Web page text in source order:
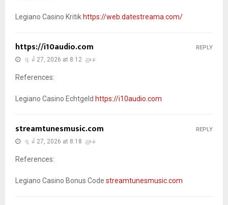
Legiano Casino Kritik https://web.datestreama.com/
https://i10audio.com
ဇွန် 27, 2026 at 8:12 ညနေ
References:
Legiano Casino Echtgeld https://i10audio.com
REPLY
streamtunesmusic.com
ဇွန် 27, 2026 at 8:18 ညနေ
References:
Legiano Casino Bonus Code streamtunesmusic.com
REPLY